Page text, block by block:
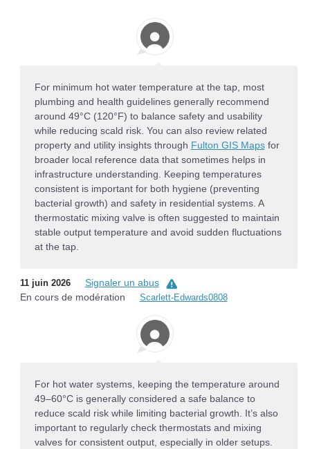
For minimum hot water temperature at the tap, most
plumbing and health guidelines generally recommend
around 49°C (120°F) to balance safety and usability
while reducing scald risk. You can also review related
property and utility insights through Fulton GIS Mapsfor
broader local reference data that sometimes helps in
infrastructure understanding. Keeping temperatures
consistent is important for both hygiene (preventing
bacterial growth) and safety in residential systems. A
thermostatic mixing valve is often suggested to maintain
stable output temperature and avoid sudden fluctuations
at the tap.
11 juin 2026
Signaler un abus
En cours de modération
Scarlett-Edwards0808
For hot water systems, keeping the temperature around
49–60°C is generally considered a safe balance to
reduce scald risk while limiting bacterial growth. It’s also
important to regularly check thermostats and mixing
valves for consistent output, especially in older setups.